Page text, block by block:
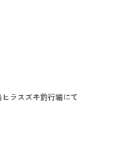
ラスズキ釣行編にて